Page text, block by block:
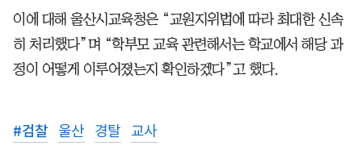
이에 대해 울산시교육청은 “교원지위법에 따라 최대한 신속
히 처리했다”며 “학부모 교육 관련해서는 학교에서 해당 과
정이 어떻게 이루어졌는지 확인하겠다”고 했다.
#검찰 울산 경탈 교사